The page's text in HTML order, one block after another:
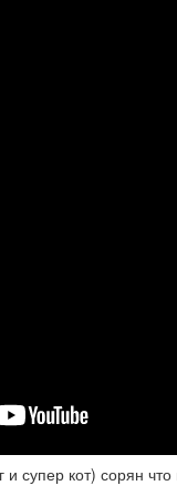
супер кот) сорян